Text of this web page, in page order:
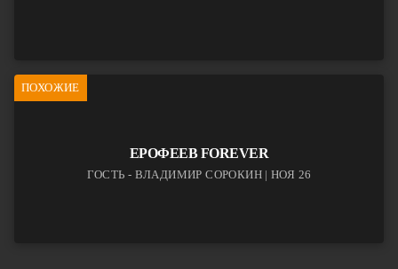
ПОХОЖИЕ
ЕРОФЕЕВ FOREVER
ГОСТЬ - ВЛАДИМИР СОРОКИН | НОЯ 26